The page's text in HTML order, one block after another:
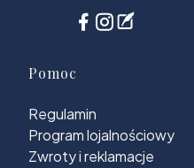
Linki w stopce
Pomoc
Regulamin
Program lojalnościowy
Zwroty i reklamacje